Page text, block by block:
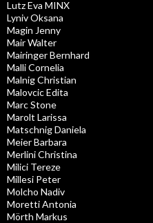
Lutz Eva MINX
Lyniv Oksana
Magin Jenny
Mair Walter
Mairinger Bernhard
Malli Cornelia
Malnig Christian
Malovcic Edita
Marc Stone
Marolt Larissa
Matschnig Daniela
Meier Barbara
Merlini Christina
Milici Tereze
Millesi Peter
Molcho Nadiv
Moretti Antonia
Mörth Markus